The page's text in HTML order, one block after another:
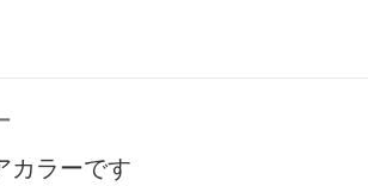
カラーです